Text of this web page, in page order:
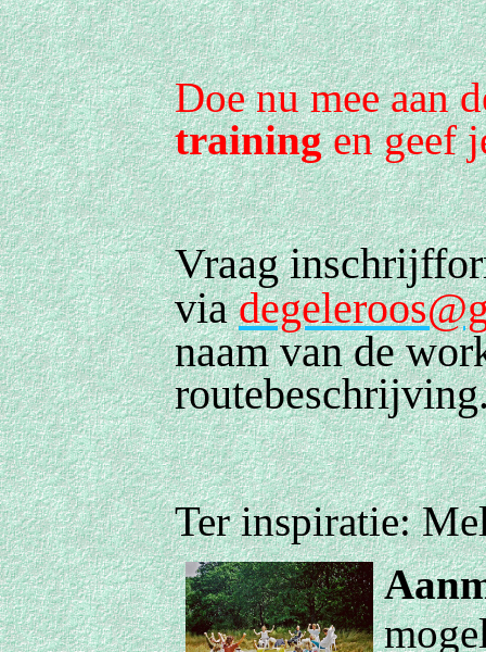
Doe nu mee aan
trainingen geef
Vraag
via
naam van de
Ter inspiratie: